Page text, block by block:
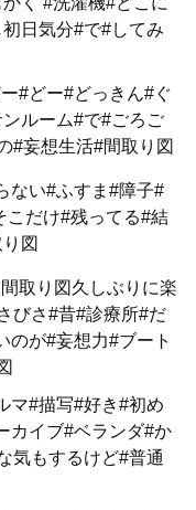
日気分#で#してみ
#どー#どっきん#ぐ
ルーム#で#ごろご
#妄想生活#間取り図
ない#ふすま#障子#
こだけ#残ってる#結
図
取り図久しぶりに楽
びさ#昔#診療所#だ
のが#妄想力#ブート
マ#描写#好き#初め
カイブ#ベランダ#か
気もするけど#普通